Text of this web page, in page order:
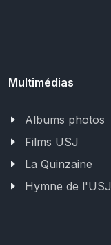
Multimédias
Albums photos
Films USJ
La Quinzaine
Hymne de l'USJ